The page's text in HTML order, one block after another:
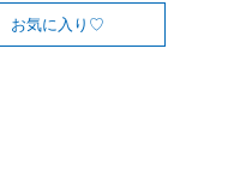
お気に入り